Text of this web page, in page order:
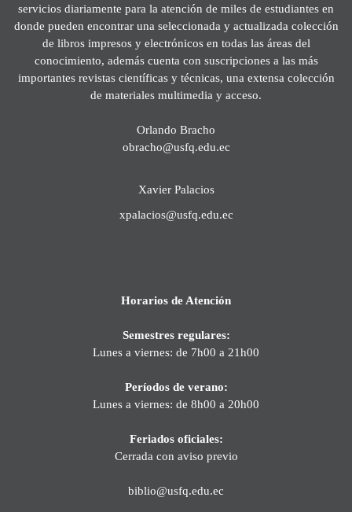
servicios diariamente para la atención de miles de estudiantes en
donde pueden encontrar una seleccionada y actualizada colección
de libros impresos y electrónicos en todas las áreas del
conocimiento, además cuenta con suscripciones a las más
importantes revistas científicas y técnicas, una extensa colección
de materiales multimedia y acceso.
Orlando Bracho
obracho@usfq.edu.ec
Xavier Palacios
xpalacios@usfq.edu.ec
Horarios de Atención
Semestres regulares:
Lunes a viernes: de 7h00 a 21h00
Períodos de verano:
Lunes a viernes: de 8h00 a 20h00
Feriados oficiales:
Cerrada con aviso previo
biblio@usfq.edu.ec